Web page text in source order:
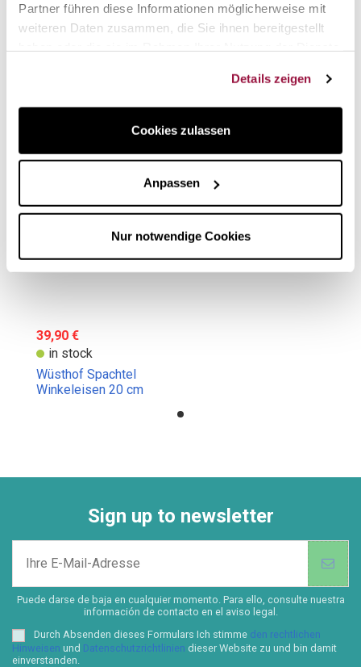
Partner führen diese Informationen möglicherweise mit
weiteren Daten zusammen, die Sie ihnen bereitgestellt
Details zeigen
Cookies zulassen
Anpassen
Nur notwendige Cookies
Wüsthof Spachtel Winkeleisen 20 cm
Vielleicht gefällt Ihnen auch
39,90 €
in stock
Wüsthof Spachtel
Winkeleisen 20 cm
Sign up to newsletter
Puede darse de baja en cualquier momento. Para ello, consulte nuestra
información de contacto en el aviso legal.
Durch Absenden dieses Formulars Ich stimme den rechtlichen
Hinweisen und Datenschutzrichtlinien dieser Website zu und bin damit
einverstanden.